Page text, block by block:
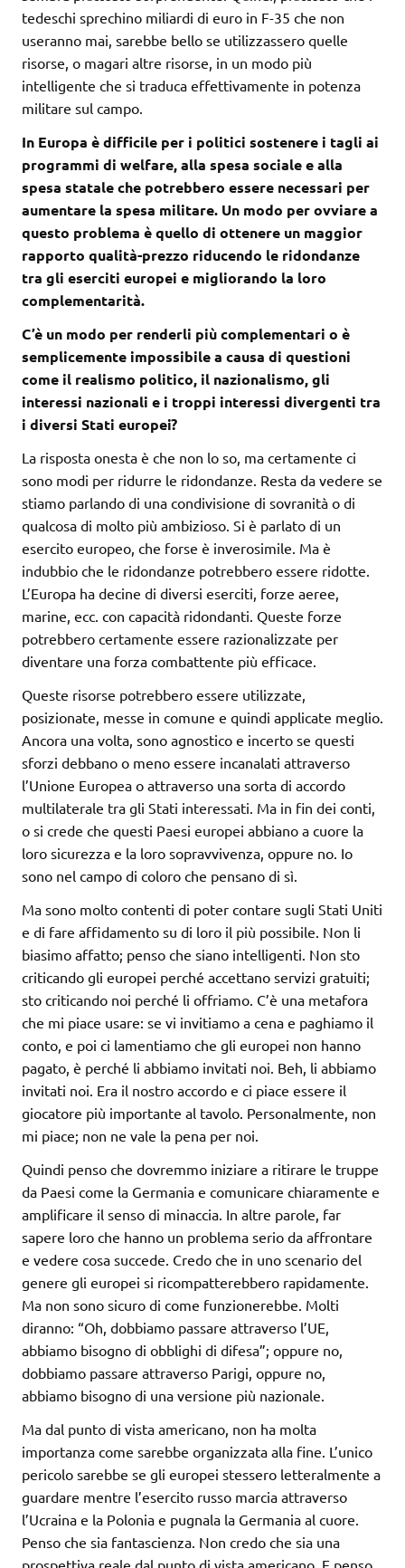
tedeschi sprechino miliardi di euro in F-35 che non
useranno mai, sarebbe bello se utilizzassero quelle
risorse, o magari altre risorse, in un modo più
intelligente che si traduca effettivamente in potenza
militare sul campo.
In Europa è difficile per i politici sostenere i tagli ai
programmi di welfare, alla spesa sociale e alla
spesa statale che potrebbero essere necessari per
aumentare la spesa militare. Un modo per ovviare a
questo problema è quello di ottenere un maggior
rapporto qualità-prezzo riducendo le ridondanze
tra gli eserciti europei e migliorando la loro
complementarità.
C’è un modo per renderli più complementari o è
semplicemente impossibile a causa di questioni
come il realismo politico, il nazionalismo, gli
interessi nazionali e i troppi interessi divergenti tra
i diversi Stati europei?
La risposta onesta è che non lo so, ma certamente ci
sono modi per ridurre le ridondanze. Resta da vedere se
stiamo parlando di una condivisione di sovranità o di
qualcosa di molto più ambizioso. Si è parlato di un
esercito europeo, che forse è inverosimile. Ma è
indubbio che le ridondanze potrebbero essere ridotte.
L’Europa ha decine di diversi eserciti, forze aeree,
marine, ecc. con capacità ridondanti. Queste forze
potrebbero certamente essere razionalizzate per
diventare una forza combattente più efficace.
Queste risorse potrebbero essere utilizzate,
posizionate, messe in comune e quindi applicate meglio.
Ancora una volta, sono agnostico e incerto se questi
sforzi debbano o meno essere incanalati attraverso
l’Unione Europea o attraverso una sorta di accordo
multilaterale tra gli Stati interessati. Ma in fin dei conti,
o si crede che questi Paesi europei abbiano a cuore la
loro sicurezza e la loro sopravvivenza, oppure no. Io
sono nel campo di coloro che pensano di sì.
Ma sono molto contenti di poter contare sugli Stati Uniti
e di fare affidamento su di loro il più possibile. Non li
biasimo affatto; penso che siano intelligenti. Non sto
criticando gli europei perché accettano servizi gratuiti;
sto criticando noi perché li offriamo. C’è una metafora
che mi piace usare: se vi invitiamo a cena e paghiamo il
conto, e poi ci lamentiamo che gli europei non hanno
pagato, è perché li abbiamo invitati noi. Beh, li abbiamo
invitati noi. Era il nostro accordo e ci piace essere il
giocatore più importante al tavolo. Personalmente, non
mi piace; non ne vale la pena per noi.
Quindi penso che dovremmo iniziare a ritirare le truppe
da Paesi come la Germania e comunicare chiaramente e
amplificare il senso di minaccia. In altre parole, far
sapere loro che hanno un problema serio da affrontare
e vedere cosa succede. Credo che in uno scenario del
genere gli europei si ricompatterebbero rapidamente.
Ma non sono sicuro di come funzionerebbe. Molti
diranno: “Oh, dobbiamo passare attraverso l’UE,
abbiamo bisogno di obblighi di difesa”; oppure no,
dobbiamo passare attraverso Parigi, oppure no,
abbiamo bisogno di una versione più nazionale.
Ma dal punto di vista americano, non ha molta
importanza come sarebbe organizzata alla fine. L’unico
pericolo sarebbe se gli europei stessero letteralmente a
guardare mentre l’esercito russo marcia attraverso
l’Ucraina e la Polonia e pugnala la Germania al cuore.
Penso che sia fantascienza. Non credo che sia una